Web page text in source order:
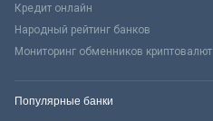
Кредит онлайн
Народный рейтинг банков
Мониторинг обменников криптовалют
Популярные банки